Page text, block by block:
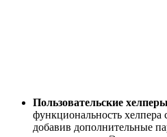
Пользовательские хелперы
функциональность
добавив дополнительные